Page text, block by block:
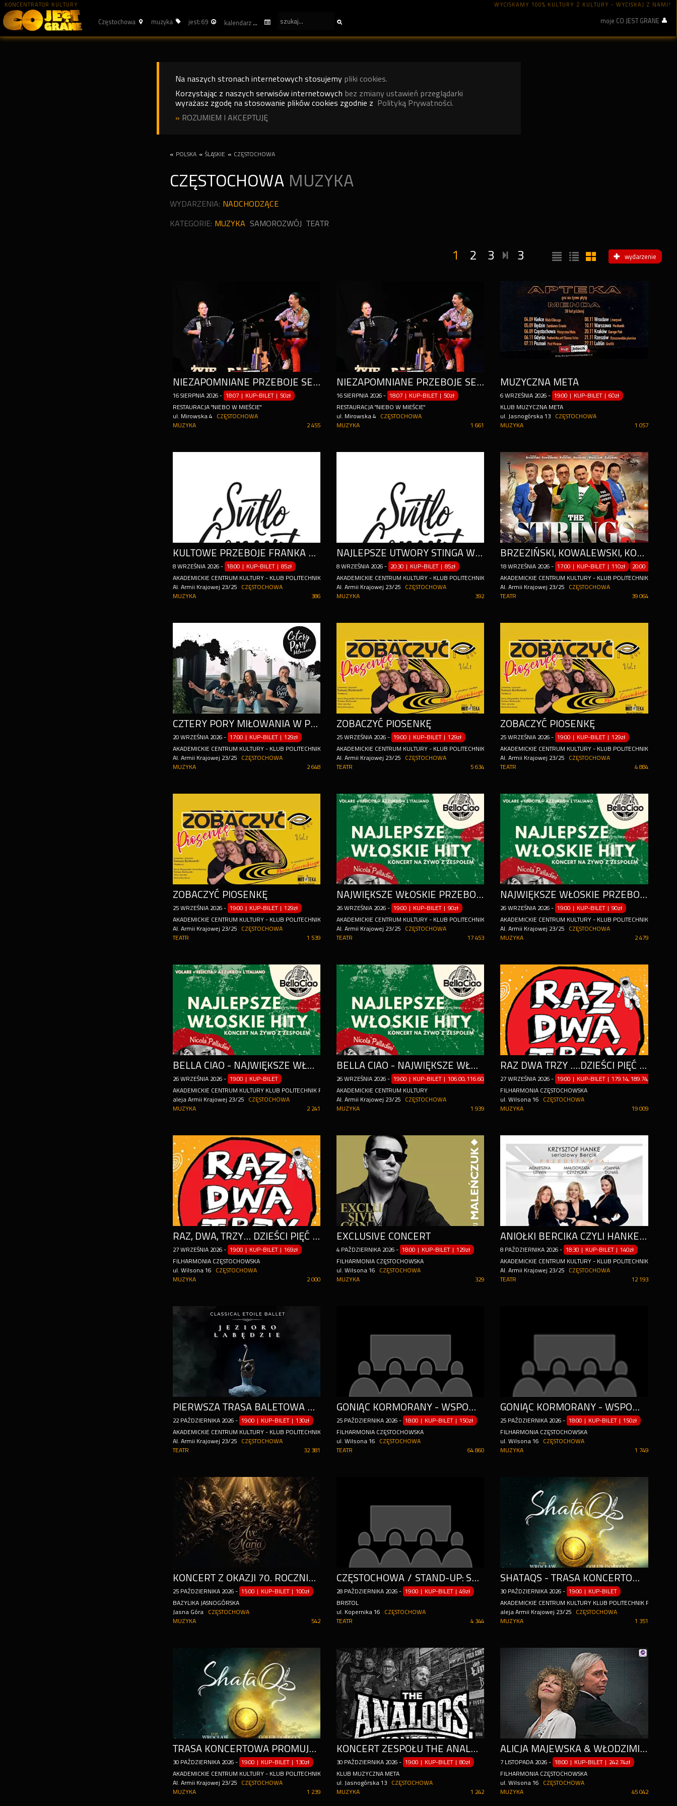
KONCENTRATOR KULTURY WYCISKAMY 100% KULTURY Z KULTURY - WYCISKAJ Z NAMI!
Częstochowa muzyka jest: 69 kalendarz moje CO JEST GRANE
Na naszych stronach internetowych stosujemy pliki cookies.
Korzystając z naszych serwisów internetowych bez zmiany ustawień przeglądarki
wyrażasz zgodę na stosowanie plików cookies zgodnie z Polityką Prywatności.
» ROZUMIEM I AKCEPTUJĘ
« POLSKA « ŚLĄSKIE « CZĘSTOCHOWA
CZĘSTOCHOWA MUZYKA
WYDARZENIA: NADCHODZĄCE
KATEGORIE: MUZYKA SAMOROZWÓJ TEATR
wydarzenie
1 2 3 3
NIEZAPOMNIANE PRZEBOJE SEWERYNA KRAJEWSKIEGO
16 SIERPNIA 2026 - 18:07 | KUP-BILET | 50zł
RESTAURACJA "NIEBO W MIEŚCIE"
ul. Mirowska 4
CZĘSTOCHOWA
2 455
MUZYKA
NIEZAPOMNIANE PRZEBOJE SEWERYNA KRAJEWSKIEGO
16 SIERPNIA 2026 - 18:07 | KUP-BILET | 50zł
RESTAURACJA "NIEBO W MIEŚCIE"
ul. Mirowska 4
CZĘSTOCHOWA
1 661
MUZYKA
MUZYCZNA META
6 WRZEŚNIA 2026 - 19:00 | KUP-BILET |60zł
KLUB MUZYCZNA META
ul. Jasnogórska 13
CZĘSTOCHOWA
1 057
MUZYKA
KULTOWE PRZEBOJE FRANKA SINATRY W WYKONANIU NIESAMOWITEGO RANDOLPHA MATTHEWSA
8 WRZEŚNIA 2026 - 18:00 | KUP-BILET | 85zł
AKADEMICKIE CENTRUM KULTURY - KLUB POLITECHNIK
Al. Armii Krajowej 23/25
CZĘSTOCHOWA
386
MUZYKA
NAJLEPSZE UTWORY STINGA W WYKONANIU RANDOLPHA MATTHEWSA Z LONDYNU.
8 WRZEŚNIA 2026 - 20:30 | KUP-BILET | 85zł
AKADEMICKIE CENTRUM KULTURY - KLUB POLITECHNIK
Al. Armii Krajowej 23/25
CZĘSTOCHOWA
392
MUZYKA
BRZEZIŃSKI, KOWALEWSKI, KOTERSKI, BOROWSKI, WIESZCZEK, ŻUKOWSKI
18 WRZEŚNIA 2026 - 17:00 | KUP-BILET |110zł
20:00 | KUP-
AKADEMICKIE CENTRUM KULTURY - KLUB POLITECHNIK
Al. Armii Krajowej 23/25
CZĘSTOCHOWA
39 064
TEATR
CZTERY PORY MIŁOWANIA W PEŁNYM PROGRAMIE KONCERTOWYM
20 WRZEŚNIA 2026 - 17:00 | KUP-BILET | 129zł
AKADEMICKIE CENTRUM KULTURY - KLUB POLITECHNIK
Al. Armii Krajowej 23/25
CZĘSTOCHOWA
2 648
MUZYKA
ZOBACZYĆ PIOSENKĘ
25 WRZEŚNIA 2026 - 19:00 | KUP-BILET | 129zł
AKADEMICKIE CENTRUM KULTURY - KLUB POLITECHNIK
Al. Armii Krajowej 23/25
CZĘSTOCHOWA
5 634
TEATR
ZOBACZYĆ PIOSENKĘ
25 WRZEŚNIA 2026 - 19:00 | KUP-BILET |129zł
AKADEMICKIE CENTRUM KULTURY - KLUB POLITECHNIK
Al. Armii Krajowej 23/25
CZĘSTOCHOWA
4 884
TEATR
ZOBACZYĆ PIOSENKĘ
25 WRZEŚNIA 2026 - 19:00 | KUP-BILET | 129zł
AKADEMICKIE CENTRUM KULTURY - KLUB POLITECHNIK
Al. Armii Krajowej 23/25
CZĘSTOCHOWA
1 539
TEATR
NAJWIĘKSZE WŁOSKIE PRZEBOJE NA ŻYWO - VOLARE, FELICITÀ, MAMMA MARIA, BELLA CIAO
26 WRZEŚNIA 2026 - 19:00 | KUP-BILET | 90zł
AKADEMICKIE CENTRUM KULTURY - KLUB POLITECHNIK
Al. Armii Krajowej 23/25
CZĘSTOCHOWA
17 453
TEATR
NAJWIĘKSZE WŁOSKIE PRZEBOJE NA ŻYWO - VOLARE, FELICITÀ, MAMMA MARIA, BELLA CIAO
26 WRZEŚNIA 2026 - 19:00 | KUP-BILET |90zł
AKADEMICKIE CENTRUM KULTURY - KLUB POLITECHNIK
Al. Armii Krajowej 23/25
CZĘSTOCHOWA
2 479
MUZYKA
BELLA CIAO - NAJWIĘKSZE WŁOSKIE PRZEBOJE | PALLADINI & BAND
26 WRZEŚNIA 2026 - 19:00 | KUP-BILET
AKADEMICKIE CENTRUM KULTURY KLUB POLITECHNIK POLITECHNIKI CZĘSTOCHOWSKIEJ
aleja Armii Krajowej 23/25
CZĘSTOCHOWA
2 241
MUZYKA
BELLA CIAO - NAJWIĘKSZE WŁOSKIE PRZEBOJE | NICOLA PALLADINI & BAND
26 WRZEŚNIA 2026 - 19:00 | KUP-BILET | 106.00, 116.60, 95.40zł
AKADEMICKIE CENTRUM KULTURY
Al. Armii Krajowej 23/25
CZĘSTOCHOWA
1 939
MUZYKA
RAZ DWA TRZY ….DZIEŚCI PIĘĆ OKRĄŻEŃ WOKÓŁ SŁOŃCA. JUBILEUSZ 35-LECIA ZESPOŁU!
27 WRZEŚNIA 2026 - 19:00 | KUP-BILET |179.14, 189.74, 200.34,
FILHARMONIA CZĘSTOCHOWSKA
ul. Wilsona 16
CZĘSTOCHOWA
19 009
MUZYKA
RAZ, DWA, TRZY... DZIEŚCI PIĘĆ OKRĄŻEŃ WOKÓŁ SŁOŃCA
27 WRZEŚNIA 2026 - 19:00 | KUP-BILET | 169zł
FILHARMONIA CZĘSTOCHOWSKA
ul. Wilsona 16
CZĘSTOCHOWA
2 000
MUZYKA
EXCLUSIVE CONCERT
4 PAŹDZIERNIKA 2026 - 18:00 | KUP-BILET | 129zł
FILHARMONIA CZĘSTOCHOWSKA
ul. Wilsona 16
CZĘSTOCHOWA
329
MUZYKA
ANIOŁKI BERCIKA CZYLI HANKE CHCE KOCHANKĘ. - SPEKTAKL KOMEDIOWY W GWIAZDORSKIEJ OBSADZIE!
8 PAŹDZIERNIKA 2026 - 18:30 | KUP-BILET |140zł
AKADEMICKIE CENTRUM KULTURY - KLUB POLITECHNIK
Al. Armii Krajowej 23/25
CZĘSTOCHOWA
12 193
TEATR
PIERWSZA TRASA BALETOWA W POLSCE
22 PAŹDZIERNIKA 2026 - 19:00 | KUP-BILET | 130zł
AKADEMICKIE CENTRUM KULTURY - KLUB POLITECHNIK
Al. Armii Krajowej 23/25
CZĘSTOCHOWA
32 381
TEATR
GONIĄC KORMORANY - WSPOMNIENIA NAJPIEKNIEJSZYCH LAT
25 PAŹDZIERNIKA 2026 - 18:00 | KUP-BILET | 150zł
FILHARMONIA CZĘSTOCHOWSKA
ul. Wilsona 16
CZĘSTOCHOWA
64 860
TEATR
GONIĄC KORMORANY - WSPOMNIENIA NAJPIEKNIEJSZYCH LAT
25 PAŹDZIERNIKA 2026 - 18:00 | KUP-BILET |150zł
FILHARMONIA CZĘSTOCHOWSKA
ul. Wilsona 16
CZĘSTOCHOWA
1 749
MUZYKA
KONCERT Z OKAZJI 70. ROCZNICY JASNOGÓRSKICH ŚLUBÓW NARODU POLSKIEGO
25 PAŹDZIERNIKA 2026 - 15:00 | KUP-BILET | 100zł
BAZYLIKA JASNOGÓRSKA
Jasna Góra
CZĘSTOCHOWA
542
MUZYKA
CZĘSTOCHOWA / STAND-UP: SEBASTIAN REJENT - KU LEPSZEJ POLSCE / 28.10.2026 / G. 19:00
28 PAŹDZIERNIKA 2026 - 19:00 | KUP-BILET | 49zł
BRISTOL
ul. Kopernika 16
CZĘSTOCHOWA
4 344
TEATR
SHATAQS - TRASA KONCERTOWA KRÓLESTWO - 30.10 – CZĘSTOCHOWA
30 PAŹDZIERNIKA 2026 - 19:00 | KUP-BILET
AKADEMICKIE CENTRUM KULTURY KLUB POLITECHNIK
aleja Armii Krajowej 23/25
CZĘSTOCHOWA
1 351
MUZYKA
TRASA KONCERTOWA PROMUJĄCA NOWY ALBUM "KRÓLESTWO"
30 PAŹDZIERNIKA 2026 - 19:00 | KUP-BILET | 130zł
AKADEMICKIE CENTRUM KULTURY - KLUB POLITECHNIK
Al. Armii Krajowej 23/25
CZĘSTOCHOWA
1 239
MUZYKA
KONCERT ZESPOŁU THE ANALOGS, SUPPORT: CRIMINAL TANGO, SUPER POTWÓR
30 PAŹDZIERNIKA 2026 - 19:00 | KUP-BILET | 80zł
KLUB MUZYCZNA META
ul. Jasnogórska 13
CZĘSTOCHOWA
1 242
MUZYKA
ALICJA MAJEWSKA & WŁODZIMIERZ KORCZ
7 LISTOPADA 2026 - 18:00 | KUP-BILET | 242.74zł
FILHARMONIA CZĘSTOCHOWSKA
ul. Wilsona 16
CZĘSTOCHOWA
45 042
MUZYKA